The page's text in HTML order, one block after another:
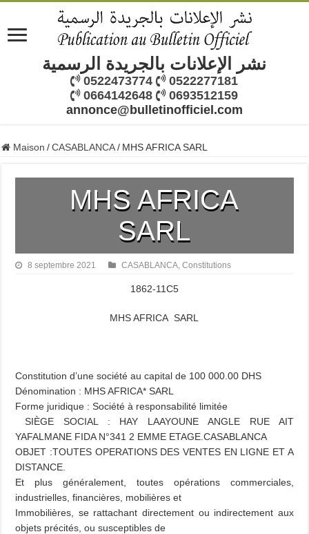
نشر الإعلانات بالجريدة الرسمية
0522473774
0522277181
0664142648
0693512159
annonce@bulletinofficiel.com
Maison / CASABLANCA / MHS AFRICA SARL
MHS AFRICA
SARL
8 septembre 2021 CASABLANCA,Constitutions
1862-11C5
MHS AFRICA SARL
Constitution d’une société au capital de 100 000.00 DHS
Dénomination : MHS AFRICA* SARL
Forme juridique : Société à responsabilité limitée
SIÈGE SOCIAL : HAY LAAYOUNE ANGLE RUE AIT
YAFALMANE FIDA N°341 2 EMME ETAGE.CASABLANCA
OBJET :TOUTES OPERATIONS DES VENTES EN LIGNE ET A
DISTANCE.
Et plus généralement, toutes opérations commerciales,
industrielles, financières, mobilières et
Immobilières, se rattachant directement ou indirectement aux
objets précités, ou susceptibles de